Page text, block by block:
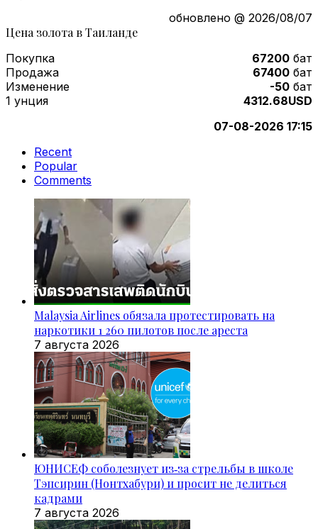
обновлено @ 2026/08/07
Цена золота в Таиланде
Покупка 67200 бат
Продажа
67400 бат
Изменение
-50 бат
1 унция
4312.68USD
07-08-2026 17:15
Recent
Popular
Comments
Malaysia Airlines обязала протестировать на
наркотики 1 260 пилотов после ареста
7 августа 2026
ЮНИСЕФ соболезнует из‑за стрельбы в школе
Тэпсирин (Нонтхабури) и просит не делиться
кадрами
7 августа 2026